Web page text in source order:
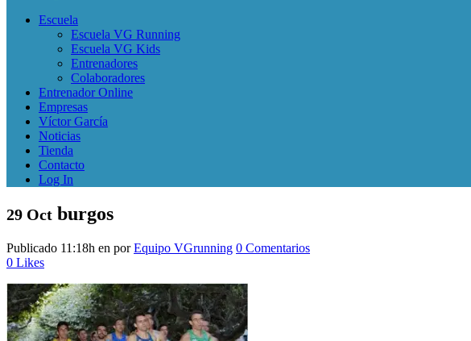
Escuela
Escuela VG Running
Escuela VG Kids
Entrenadores
Colaboradores
Entrenador Online
Empresas
Víctor García
Noticias
Tienda
Contacto
Log In
29 Oct burgos
Publicado 11:18h en porEquipo VGrunning 0 Comentarios
0 Likes